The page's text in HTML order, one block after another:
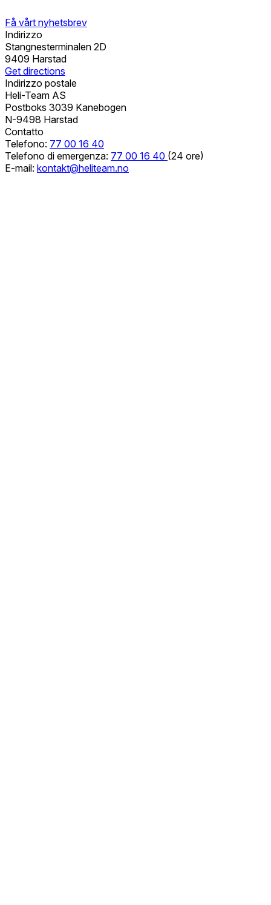
Få vårt nyhetsbrev
Indirizzo
Stangnesterminalen 2D
9409 Harstad
Get directions
Indirizzo postale
Heli-Team AS
Postboks 3039 Kanebogen
N-9498 Harstad
Contatto
Telefono: 77 00 16 40
Telefono di emergenza: 77 00 16 40 (24 ore)
E-mail: kontakt@heliteam.no